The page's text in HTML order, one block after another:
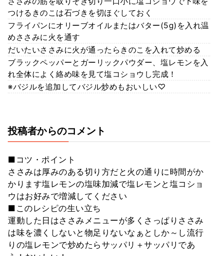
つけるきのこは石づきを切ほぐしておく
フライパンにオリーブオイルまたはバター(5g)を入れ温
めささみに火を通す
だいたいささみに火が通ったらきのこを入れて炒める
ブラックペッパーとガーリックパウダー、塩レモンを入
れ全体によく絡め味を見て塩コショウし完成！
※バジルを追加してバジル炒めもおいしい♡
投稿者からのコメント
■コツ・ポイント
ささみは厚みのある切り方だと火の通りに時間がか
かります塩レモンの塩味加減で塩レモンと塩コショ
ウはお好みで増減してください
■このレシピの生い立ち
運動した日はささみメニューが多くさっぱりささみ
は味を濃くしないと物足りないなぁとしか～し流行
りの塩レモンで炒めたらサッパリ＋サッパリであ